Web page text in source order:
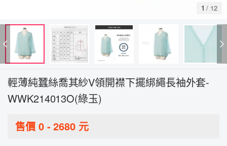
1 / 12
輕薄純蠶絲喬其紗V領開襟下擺綁繩長袖外套-
WWK214013O(綠玉)
售價0 - 2680 元